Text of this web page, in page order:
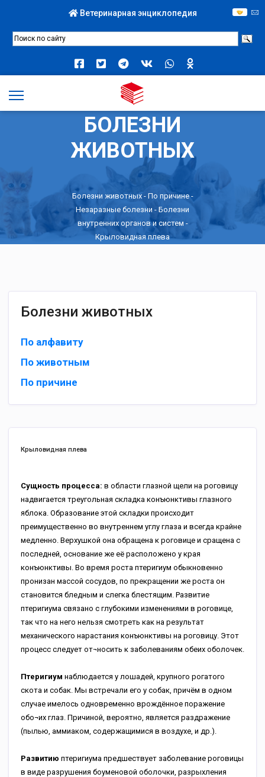
Ветеринарная энциклопедия
БОЛЕЗНИ
ЖИВОТНЫХ
Болезни животных - По причине-
Незаразные болезни - Болезни
внутренних органов и систем -
Крыловидная плева
Болезни животных
По алфавиту
По животным
По причине
Крыловидная плева
Сущность процесса: в области глазной щели на роговицу
надвигается треугольная складка конъюнктивы глазного
яблока. Образование этой складки происходит
преимущественно во внутреннем углу глаза и всегда крайне
медленно. Верхушкой она обращена к роговице и сращена с
последней, основание же её расположено у края
конъюнктивы. Во время роста птеригиум обыкновенно
пронизан массой сосудов, по прекращении же роста он
становится бледным и слегка блестящим. Развитие
птеригиума связано с глубокими изменениями в роговице,
так что на него нельзя смотреть как на результат
механического нарастания конъюнктивы на роговицу. Этот
процесс следует от¬носить к заболеваниям обеих оболочек.
Птеригиум наблюдается у лошадей, крупного рогатого
скота и собак. Мы встречали его у собак, причём в одном
случае имелось одновременно врождённое поражение
обо¬их глаз. Причиной, вероятно, является раздражение
(пылью, аммиаком, содержащимися в воздухе, и др.).
Развитию птеригиума предшествует заболевание роговицы
в виде разрушения боуменовой оболочки, разрыхления